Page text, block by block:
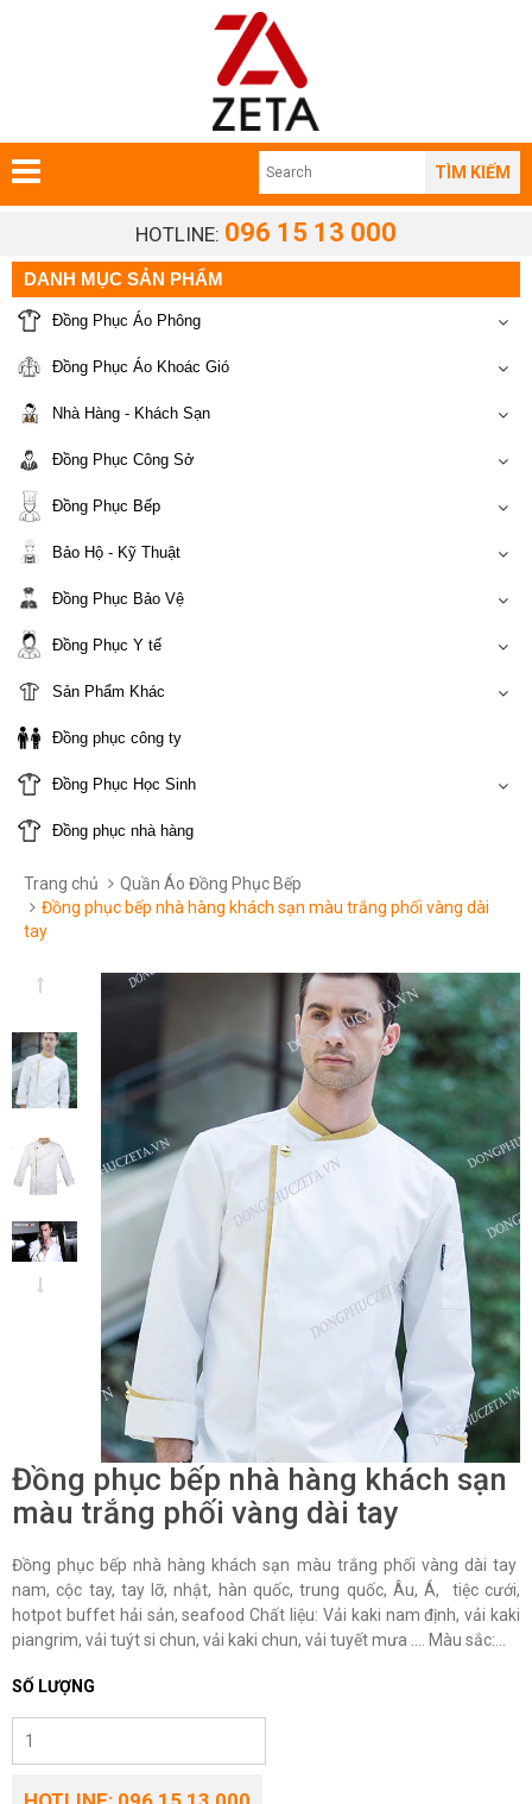
TÌM KIẾM
HOTLINE: 096 15 13 000
DANH MỤC SẢN PHẨM
Đồng Phục Áo Phông
Đồng Phục Áo Khoác Gió
Nhà Hàng - Khách Sạn
Đồng Phục Công Sở
Đồng Phục Bếp
Bảo Hộ - Kỹ Thuật
Đồng Phục Bảo Vệ
Đồng Phục Y tế
Sản Phẩm Khác
Đồng phục công ty
Đồng Phục Học Sinh
Đồng phục nhà hàng
Trang chủ
Quần Áo Đồng Phục Bếp
Đồng phục bếp nhà hàng khách sạn màu trắng phối vàng dài
tay
Đồng phục bếp nhà hàng khách sạn
màu trắng phối vàng dài tay
Đồng phục bếp nhà hàng khách sạn màu trắng phối vàng dài tay
nam, cộc tay, tay lỡ, nhật, hàn quốc, trung quốc, Âu, Á, tiệc cưới,
hotpot buffet hải sản, seafood Chất liệu: Vải kaki nam định, vải kaki
piangrim, vải tuýt si chun, vải kaki chun, vải tuyết mưa .... Màu sắc:...
SỐ LƯỢNG